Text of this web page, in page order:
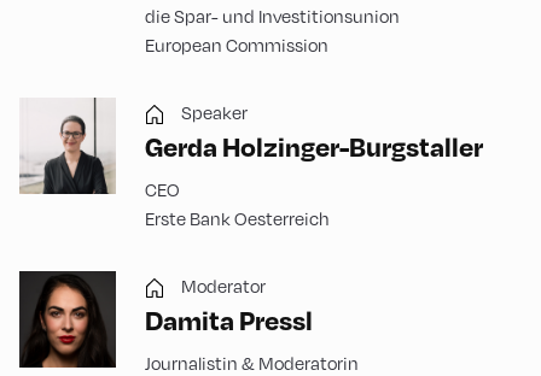
die Spar- und Investitionsunion
European Commission
Speaker
Gerda Holzinger-Burgstaller
CEO
Erste Bank Oesterreich
Moderator
Damita Pressl
Journalistin & Moderatorin